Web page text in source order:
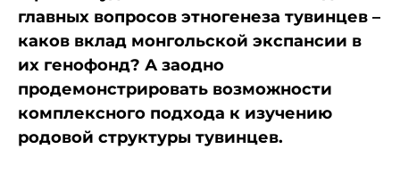
главных вопросов этногенеза тувинцев –
каков вклад монгольской экспансии в
их генофонд? А заодно
продемонстрировать возможности
комплексного подхода к изучению
родовой структуры тувинцев.